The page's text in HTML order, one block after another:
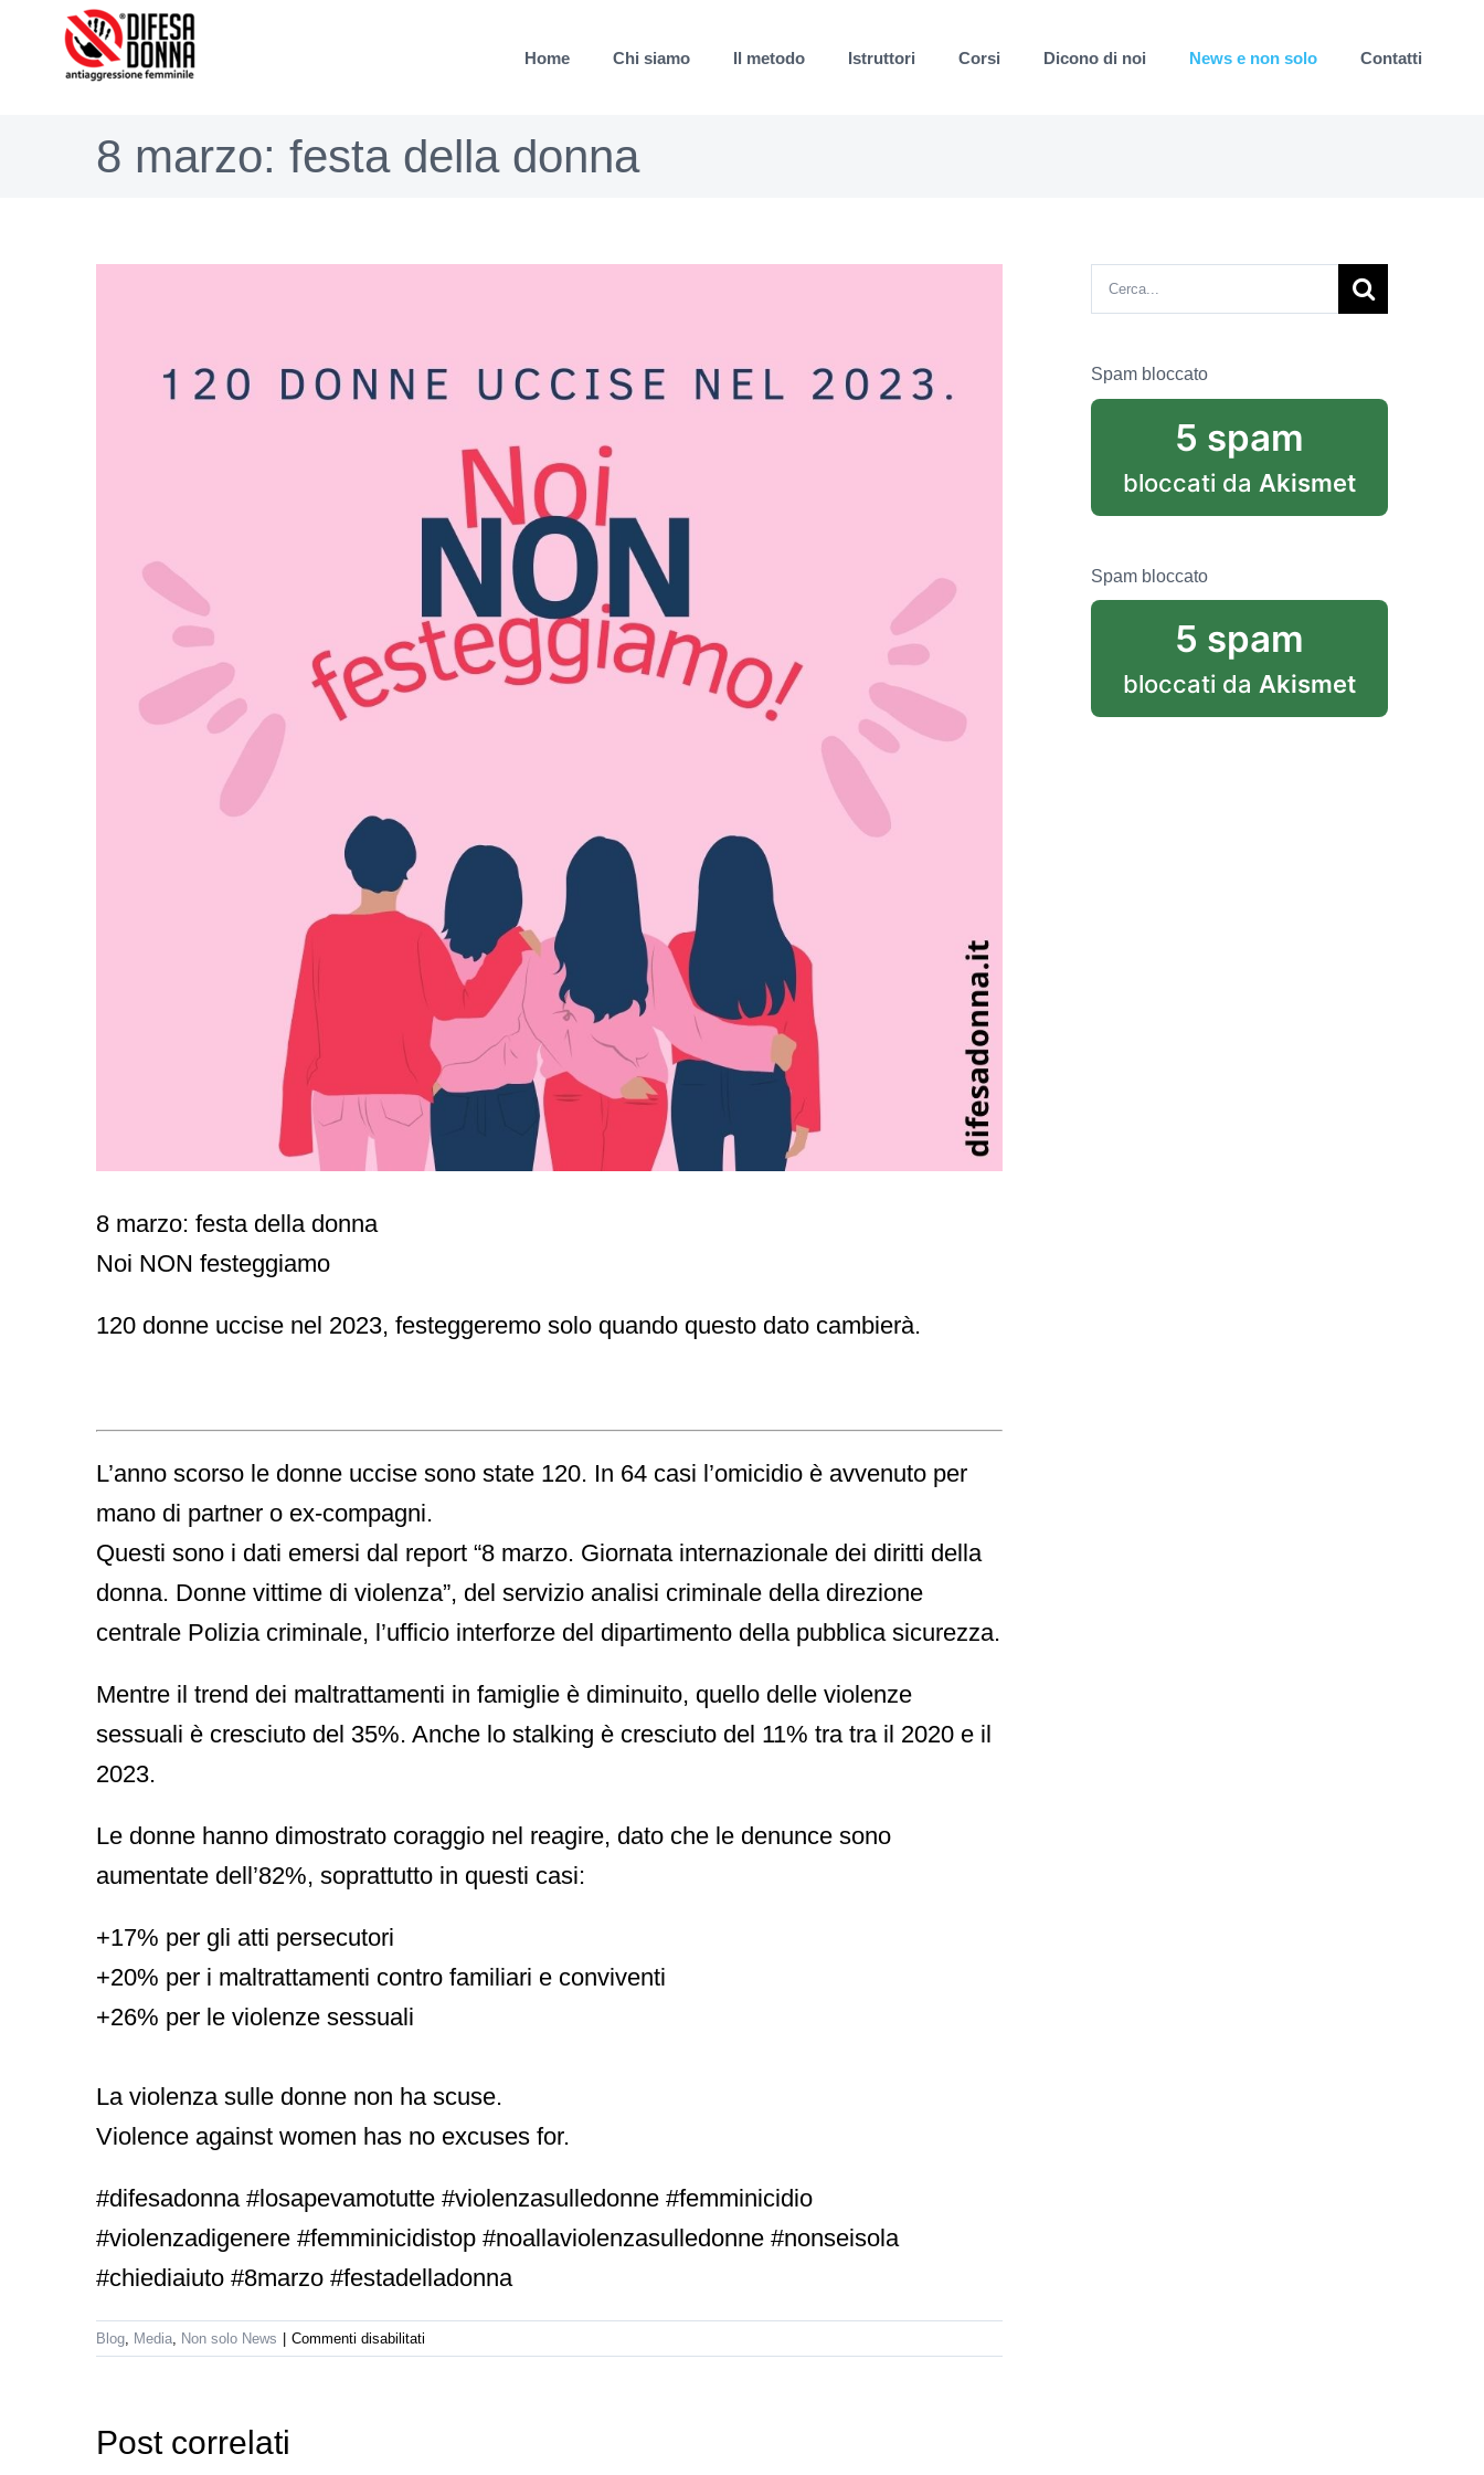
Home Chi siamo Il metodo Istruttori Corsi Dicono di noi News e non solo Contatti
8 marzo: festa della donna
8 marzo: festa della donna
Noi NON festeggiamo
120 donne uccise nel 2023, festeggeremo solo quando questo dato cambierà.⁣⁣⁣⁣⁣⁣
L’anno scorso le donne uccise sono state 120. In 64 casi l’omicidio è avvenuto per
mano di partner o ex-compagni.
Questi sono i dati emersi dal report “8 marzo. Giornata internazionale dei diritti della
donna. Donne vittime di violenza”, del servizio analisi criminale della direzione
centrale Polizia criminale, l’ufficio interforze del dipartimento della pubblica sicurezza.
Mentre il trend dei maltrattamenti in famiglie è diminuito, quello delle violenze
sessuali è cresciuto del 35%. Anche lo stalking è cresciuto del 11% tra tra il 2020 e il
2023.
Le donne hanno dimostrato coraggio nel reagire, dato che le denunce sono
aumentate dell’82%, soprattutto in questi casi:
+17% per gli atti persecutori
+20% per i maltrattamenti contro familiari e conviventi
+26% per le violenze sessuali
La violenza sulle donne non ha scuse. ⁣⁣⁣⁣⁣⁣⁣
Violence against women has no excuses for.
#difesadonna #losapevamotutte #violenzasulledonne #femminicidio
#violenzadigenere #femminicidistop #noallaviolenzasulledonne #nonseisola
#chiediaiuto #8marzo #festadelladonna
Blog Media Non solo News Commenti disabilitati
8
Post correlati
Seminario
Gratuito
Cerca
per:
Spam bloccato
5 spam
bloccati da Akismet
Spam bloccato
5 spam
bloccati da Akismet